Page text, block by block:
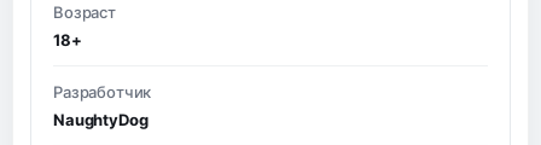
Возраст
18+
Разработчик
NaughtyDog